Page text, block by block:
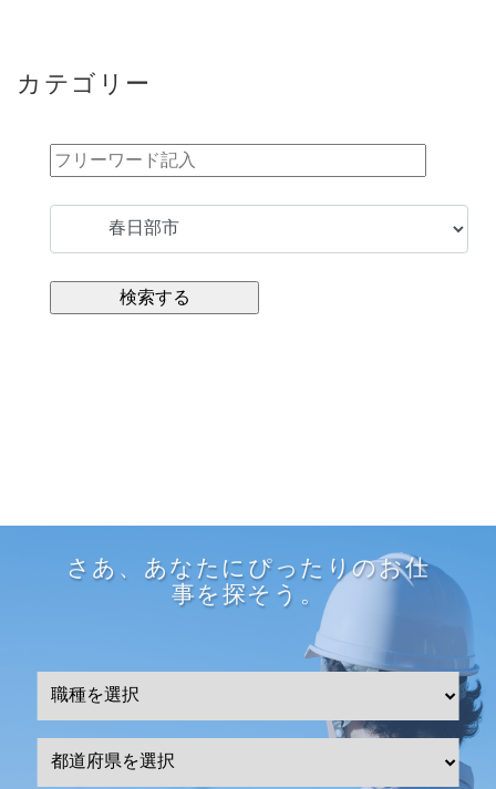
カテゴリー
さあ、あなたにぴったりのお仕
事を探そう。